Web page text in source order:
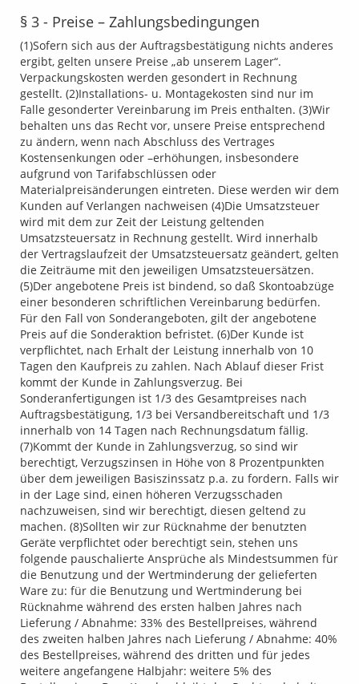
§ 3 - Preise – Zahlungsbedingungen
(1)Sofern sich aus der Auftragsbestätigung nichts anderes
ergibt, gelten unsere Preise „ab unserem Lager“.
Verpackungskosten werden gesondert in Rechnung
gestellt. (2)Installations- u. Montagekosten sind nur im
Falle gesonderter Vereinbarung im Preis enthalten. (3)Wir
behalten uns das Recht vor, unsere Preise entsprechend
zu ändern, wenn nach Abschluss des Vertrages
Kostensenkungen oder –erhöhungen, insbesondere
aufgrund von Tarifabschlüssen oder
Materialpreisänderungen eintreten. Diese werden wir dem
Kunden auf Verlangen nachweisen (4)Die Umsatzsteuer
wird mit dem zur Zeit der Leistung geltenden
Umsatzsteuersatz in Rechnung gestellt. Wird innerhalb
der Vertragslaufzeit der Umsatzsteuersatz geändert, gelten
die Zeiträume mit den jeweiligen Umsatzsteuersätzen.
(5)Der angebotene Preis ist bindend, so daß Skontoabzüge
einer besonderen schriftlichen Vereinbarung bedürfen.
Für den Fall von Sonderangeboten, gilt der angebotene
Preis auf die Sonderaktion befristet. (6)Der Kunde ist
verpflichtet, nach Erhalt der Leistung innerhalb von 10
Tagen den Kaufpreis zu zahlen. Nach Ablauf dieser Frist
kommt der Kunde in Zahlungsverzug. Bei
Sonderanfertigungen ist 1/3 des Gesamtpreises nach
Auftragsbestätigung, 1/3 bei Versandbereitschaft und 1/3
innerhalb von 14 Tagen nach Rechnungsdatum fällig.
(7)Kommt der Kunde in Zahlungsverzug, so sind wir
berechtigt, Verzugszinsen in Höhe von 8 Prozentpunkten
über dem jeweiligen Basiszinssatz p.a. zu fordern. Falls wir
in der Lage sind, einen höheren Verzugsschaden
nachzuweisen, sind wir berechtigt, diesen geltend zu
machen. (8)Sollten wir zur Rücknahme der benutzten
Geräte verpflichtet oder berechtigt sein, stehen uns
folgende pauschalierte Ansprüche als Mindestsummen für
die Benutzung und der Wertminderung der gelieferten
Ware zu: für die Benutzung und Wertminderung bei
Rücknahme während des ersten halben Jahres nach
Lieferung / Abnahme: 33% des Bestellpreises, während
des zweiten halben Jahres nach Lieferung / Abnahme: 40%
des Bestellpreises, während des dritten und für jedes
weitere angefangene Halbjahr: weitere 5% des